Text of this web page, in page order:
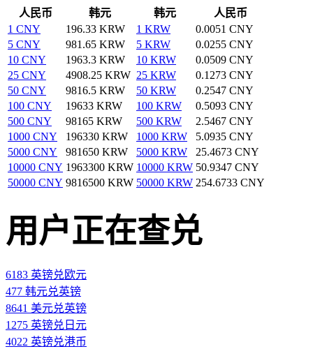
人民币
韩元 韩元
人民币
1 CNY
196.33 KRW 1 KRW
0.0051 CNY
5 CNY
981.65 KRW 5 KRW
0.0255 CNY
10 CNY
1963.3 KRW 10 KRW
0.0509 CNY
25 CNY
4908.25 KRW 25 KRW
0.1273 CNY
50 CNY
9816.5 KRW 50 KRW
0.2547 CNY
100 CNY
19633 KRW 100 KRW
0.5093 CNY
500 CNY
98165 KRW 500 KRW
2.5467 CNY
1000 CNY
196330 KRW 1000 KRW
5.0935 CNY
5000 CNY
981650 KRW 5000 KRW
25.4673 CNY
10000 CNY 1963300 KRW 10000 KRW 50.9347 CNY
50000 CNY 9816500 KRW 50000 KRW 254.6733 CNY
用户正在查兑
6183 英镑兑欧元
477 韩元兑英镑
8641 美元兑英镑
1275 英镑兑日元
4022 英镑兑港币